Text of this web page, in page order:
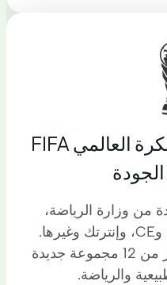
اعتماد منظمة اتحاد الكرة العالمي FIFA
من وزارة الرياضة،
وأرامكو السعودية، وSGS، وCE، وإنترتك وغيرها.
+أكثر من 500 تصميم وأكثر من 12 مجموعة جديدة
والرياضة.